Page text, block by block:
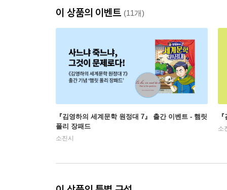
이 상품의 이벤트 (11개)
『김영하의 세계문학 원정대 7』 출간 이벤트 - 햄릿
폴리 장패드
소진시
소